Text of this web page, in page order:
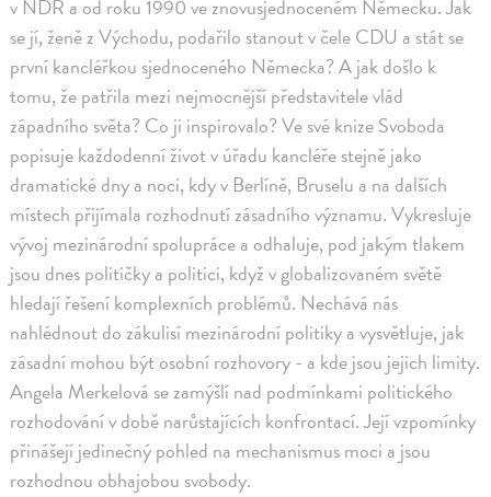
v NDR a od roku 1990 ve znovusjednoceném Německu. Jak
se jí, ženě z Východu, podařilo stanout v čele CDU a stát se
první kancléřkou sjednoceného Německa? A jak došlo k
tomu, že patřila mezi nejmocnější představitele vlád
západního světa? Co ji inspirovalo? Ve své knize Svoboda
popisuje každodenní život v úřadu kancléře stejně jako
dramatické dny a noci, kdy v Berlíně, Bruselu a na dalších
místech přijímala rozhodnutí zásadního významu. Vykresluje
vývoj mezinárodní spolupráce a odhaluje, pod jakým tlakem
jsou dnes političky a politici, když v globalizovaném světě
hledají řešení komplexních problémů. Nechává nás
nahlédnout do zákulisí mezinárodní politiky a vysvětluje, jak
zásadní mohou být osobní rozhovory - a kde jsou jejich limity.
Angela Merkelová se zamýšlí nad podmínkami politického
rozhodování v době narůstajících konfrontací. Její vzpomínky
přinášejí jedinečný pohled na mechanismus moci a jsou
rozhodnou obhajobou svobody.